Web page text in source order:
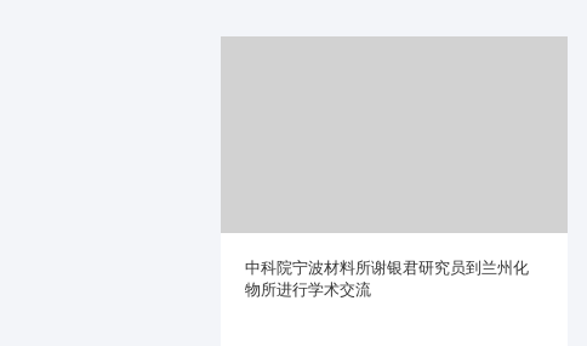
中科院宁波材料所谢银君研究员到兰州化
物所进行学术交流